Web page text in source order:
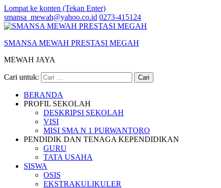
Lompat ke konten (Tekan Enter)
smansa_mewah@yahoo.co.id 0273-415124
SMANSA MEWAH PRESTASI MEGAH
MEWAH JAYA
Cari untuk:
BERANDA
PROFIL SEKOLAH
DESKRIPSI SEKOLAH
VISI
MISI SMA N 1 PURWANTORO
PENDIDIK DAN TENAGA KEPENDIDIKAN
GURU
TATA USAHA
SISWA
OSIS
EKSTRAKULIKULER